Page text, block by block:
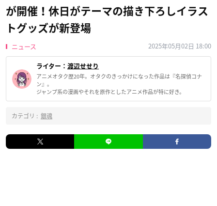
が開催！休日がテーマの描き下ろしイラス
トグッズが新登場
ニュース 2025年05月02日 18:00
ライター： 渡辺せせり
アニメオタク歴20年。オタクのきっかけになった作品は『名探偵コナ
ン』。
ジャンプ系の漫画やそれを原作としたアニメ作品が特に好き。
カテゴリ : 銀魂